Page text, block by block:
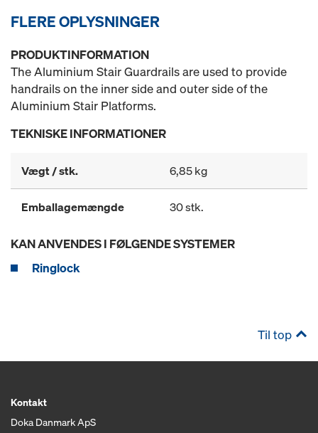
FLERE OPLYSNINGER
PRODUKTINFORMATION
The Aluminium Stair Guardrails are used to provide
handrails on the inner side and outer side of the
Aluminium Stair Platforms.
TEKNISKE INFORMATIONER
Vægt / stk. 6,85 kg
Emballagemængde 30 stk.
KAN ANVENDES I FØLGENDE SYSTEMER
Ringlock
Til top
Kontakt
Doka Danmark ApS